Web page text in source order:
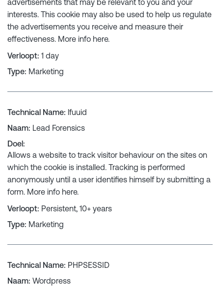
advertisements that may be relevant to you and your
interests. This cookie may also be used to help us regulate
the advertisements you receive and measure their
effectiveness. More info here.
Verloopt: 1 day
Type: Marketing
Technical Name: lfuuid
Naam: Lead Forensics
Doel:
Allows a website to track visitor behaviour on the sites on
which the cookie is installed. Tracking is performed
anonymously until a user identifies himself by submitting a
form. More info here.
Verloopt: Persistent, 10+ years
Type: Marketing
Technical Name: PHPSESSID
Naam: Wordpress